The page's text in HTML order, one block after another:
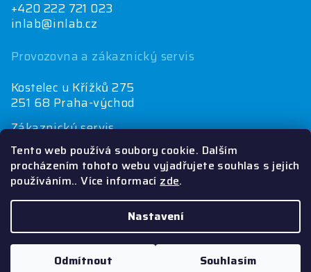
Tento web používá soubory cookie. Dalším
procházením tohoto webu vyjadřujete souhlas s jejich
používáním.. Více informacízde.
Nastavení
Odmítnout Souhlasím
+420 222 721 023
inlab@inlab.cz
Provozovna a zákaznický servis
Kostelec u Křížků 275
251 68 Praha-východ
Zákaznický servis
+420 222 721 025
objednávky@inlab.cz
Ekonomické oddělení
+420 222 721 023
Copyright 2026INLAB. Všechna práva vyhrazena.